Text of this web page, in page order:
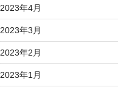
2023年4月
2023年3月
2023年2月
2023年1月